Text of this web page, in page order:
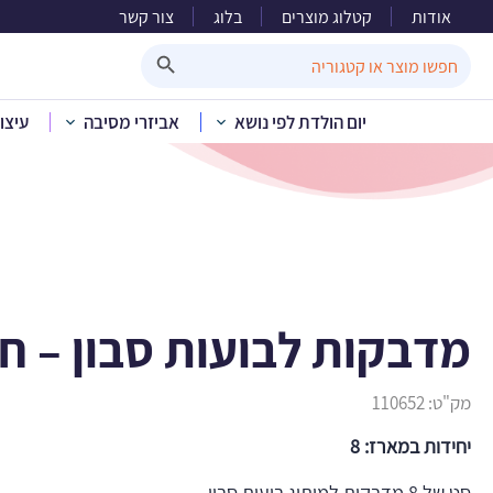
אודות קטלוג מוצרים בלוג צור קשר
for:
יום הולדת לפי נושא אביזרי מסיבה
בית»קטלוג מוצרים»
מדבקות לבועות סבון –
מק"ט:110652
יחידות במארז: 8